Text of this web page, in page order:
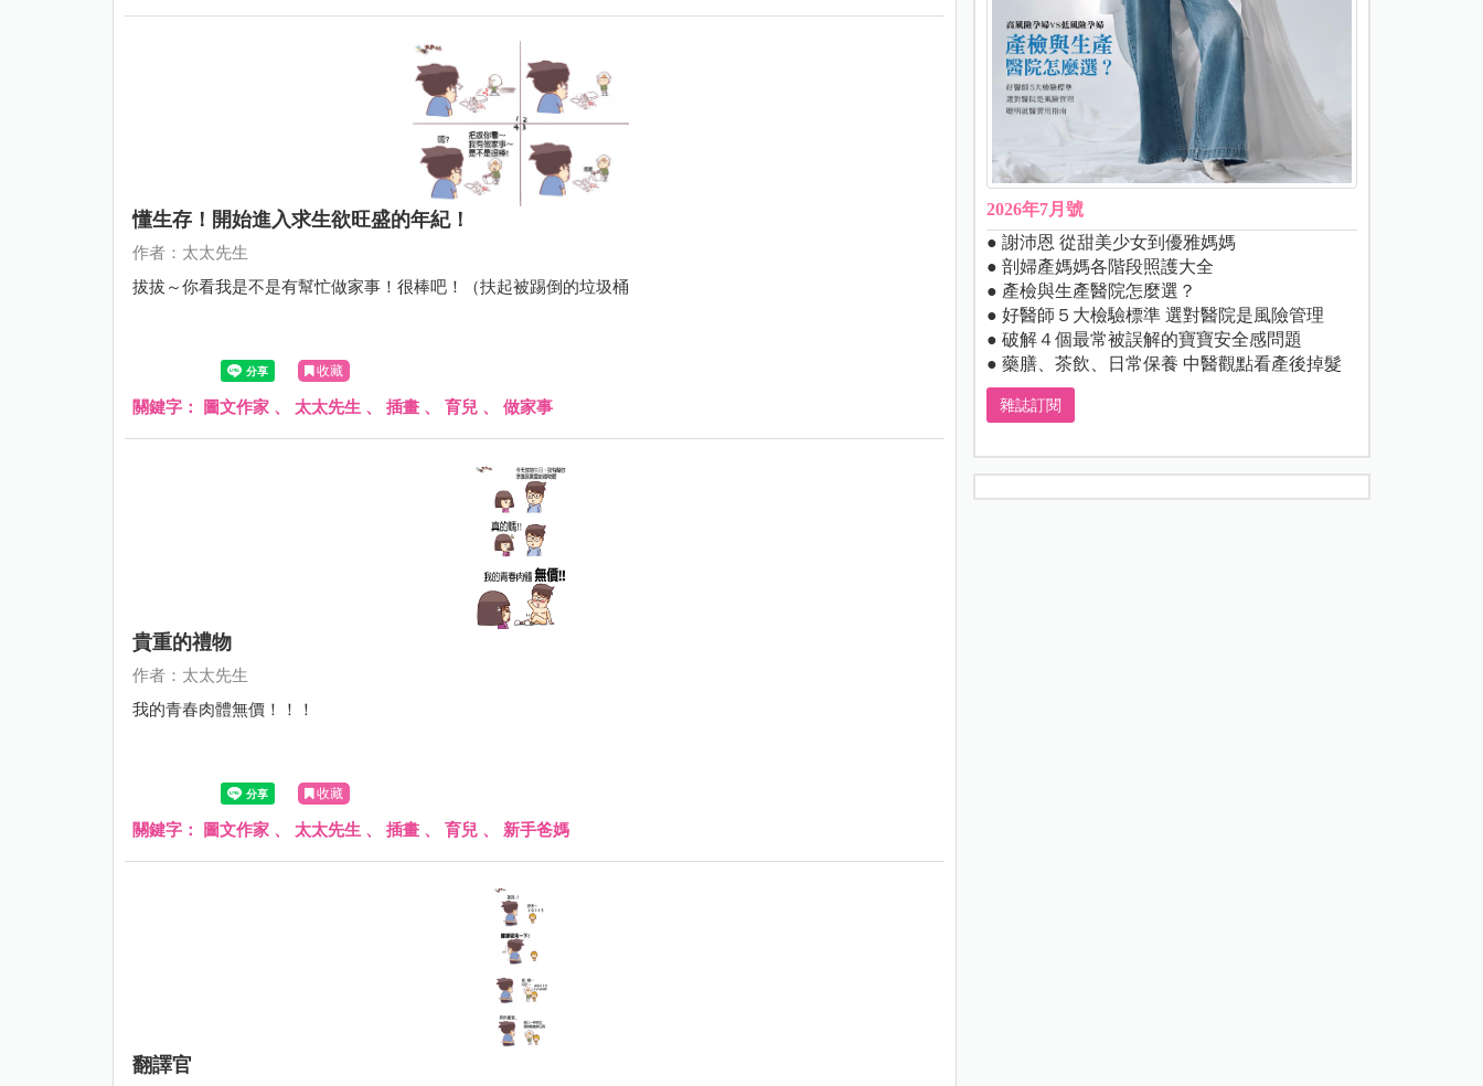
懂生存！開始進入求生欲旺盛的年紀！
作者：太太先生
拔拔～你看我是不是有幫忙做家事！很棒吧！（扶起被踢倒的垃圾桶
收藏
關鍵字： 圖文作家 、 太太先生 、 插畫 、 育兒 、 做家事
貴重的禮物
作者：太太先生
我的青春肉體無價！！！
收藏
關鍵字： 圖文作家 、 太太先生 、 插畫 、 育兒 、 新手爸媽
翻譯官
2026年7月號
● 謝沛恩 從甜美少女到優雅媽媽
● 剖婦產媽媽各階段照護大全
● 產檢與生產醫院怎麼選？
● 好醫師５大檢驗標準 選對醫院是風險管理
● 破解４個最常被誤解的寶寶安全感問題
● 藥膳、茶飲、日常保養 中醫觀點看產後掉髮
雜誌訂閱